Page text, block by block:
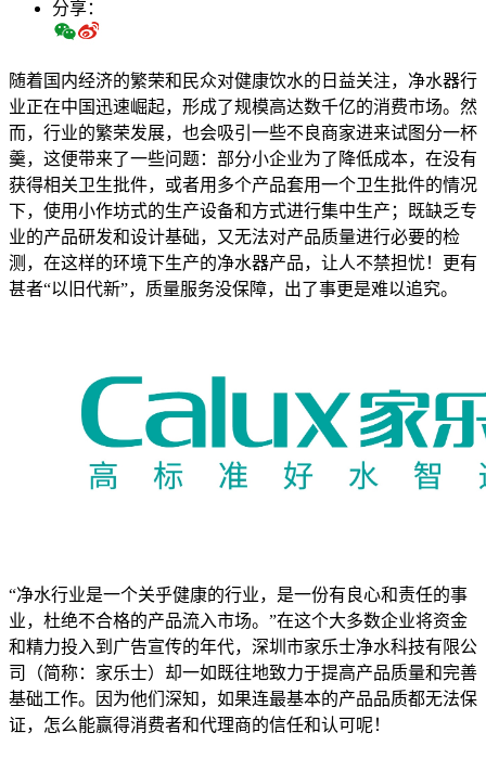
分享：
随着国内经济的繁荣和民众对健康饮水的日益关注，净水器行
业正在中国迅速崛起，形成了规模高达数千亿的消费市场。然
而，行业的繁荣发展，也会吸引一些不良商家进来试图分一杯
羹，这便带来了一些问题：部分小企业为了降低成本，在没有
获得相关卫生批件，或者用多个产品套用一个卫生批件的情况
下，使用小作坊式的生产设备和方式进行集中生产；既缺乏专
业的产品研发和设计基础，又无法对产品质量进行必要的检
测，在这样的环境下生产的净水器产品，让人不禁担忧！更有
甚者“以旧代新”，质量服务没保障，出了事更是难以追究。
“净水行业是一个关乎健康的行业，是一份有良心和责任的事
业，杜绝不合格的产品流入市场。”在这个大多数企业将资金
和精力投入到广告宣传的年代，深圳市家乐士净水科技有限公
司（简称：家乐士）却一如既往地致力于提高产品质量和完善
基础工作。因为他们深知，如果连最基本的产品品质都无法保
证，怎么能赢得消费者和代理商的信任和认可呢！